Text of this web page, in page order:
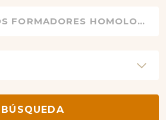
BÚSQUEDA